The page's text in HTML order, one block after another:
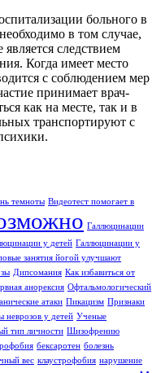
больного в
в том случае,
следствием
Когда имеет место
с соблюдением мер
принимает врач-
как на месте, так и в
транспортируют с
темноты Видеотест помогает в
Галлюцинации
у детей Галлюцинации у
занятия йогой улучшают
Дипсомания Как избавиться от
анорексия Офтальмологический
атаки Пикацизм Признаки
неврозов у детей Ученые
тип личности Шизофрению
бексаротен болезнь
вес клаустрофобия нарушение